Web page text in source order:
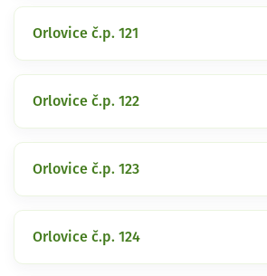
Orlovice č.p. 121
Orlovice č.p. 122
Orlovice č.p. 123
Orlovice č.p. 124